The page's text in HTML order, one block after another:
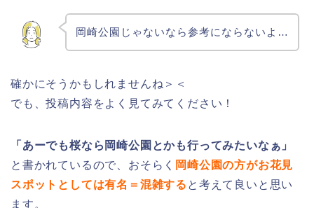
岡崎公園じゃないなら参考にならないよ…
確かにそうかもしれませんね＞＜
でも、投稿内容をよく見てみてください！
「あーでも桜なら岡崎公園とかも行ってみたいなぁ」
と書かれているので、おそらく 岡崎公園の方がお花見
スポットとしては有名＝混雑する と考えて良いと思い
ます。